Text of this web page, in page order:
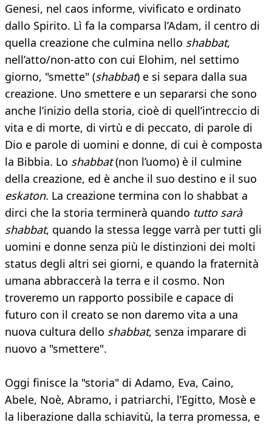
Genesi, nel caos informe, vivificato e ordinato
dallo Spirito. Lì fa la comparsa l’Adam, il centro di
quella creazione che culmina nello shabbat,
nell’atto/non-atto con cui Elohim, nel settimo
giorno, "smette" (shabbat) e si separa dalla sua
creazione. Uno smettere e un separarsi che sono
anche l’inizio della storia, cioè di quell’intreccio di
vita e di morte, di virtù e di peccato, di parole di
Dio e parole di uomini e donne, di cui è composta
la Bibbia. Lo shabbat(non l’uomo) è il culmine
della creazione, ed è anche il suo destino e il suo
eskaton. La creazione termina con lo shabbat a
dirci che la storia terminerà quando tutto sarà
shabbat, quando la stessa legge varrà per tutti gli
uomini e donne senza più le distinzioni dei molti
status degli altri sei giorni, e quando la fraternità
umana abbraccerà la terra e il cosmo. Non
troveremo un rapporto possibile e capace di
futuro con il creato se non daremo vita a una
nuova cultura dello shabbat, senza imparare di
nuovo a "smettere".
Oggi finisce la "storia" di Adamo, Eva, Caino,
Abele, Noè, Abramo, i patriarchi, l’Egitto, Mosè e
la liberazione dalla schiavitù, la terra promessa, e